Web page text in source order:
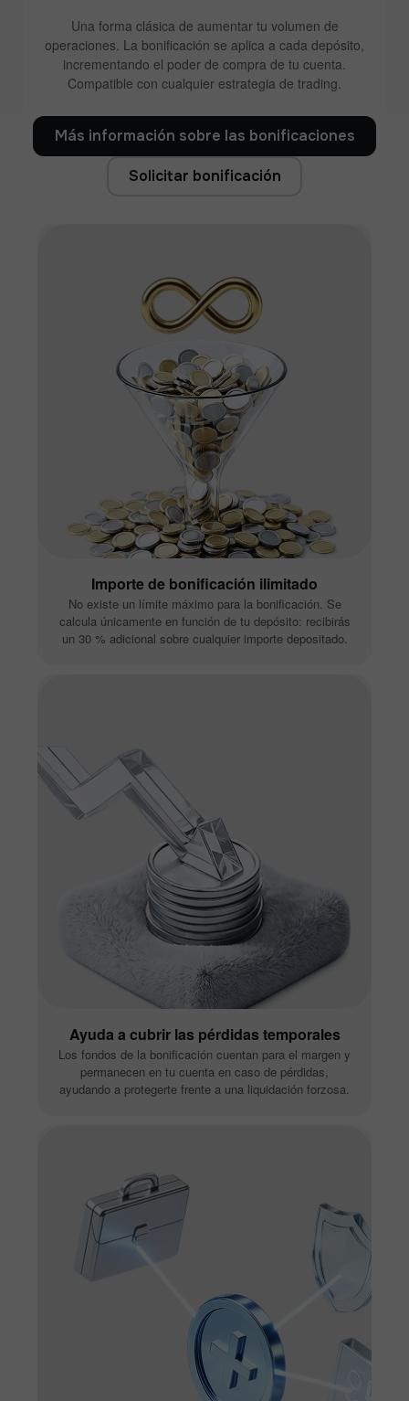
Una forma clásica de aumentar tu volumen de
operaciones. La bonificación se aplica a cada depósito,
incrementando el poder de compra de tu cuenta.
Compatible con cualquier estrategia de trading.
Más información sobre las bonificaciones
Solicitar bonificación
Importe de bonificación ilimitado
No existe un límite máximo para la bonificación. Se
calcula únicamente en función de tu depósito: recibirás
un 30 % adicional sobre cualquier importe depositado.
Ayuda a cubrir las pérdidas temporales
Los fondos de la bonificación cuentan para el margen y
permanecen en tu cuenta en caso de pérdidas,
ayudando a protegerte frente a una liquidación forzosa.